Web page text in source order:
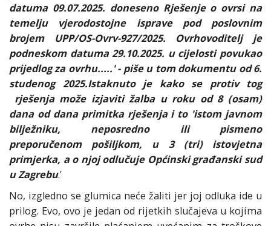
datuma 09.07.2025. doneseno Rješenje o ovrsi na
temelju vjerodostojne isprave pod poslovnim
brojem UPP/OS-Ovrv-927/2025. Ovrhovoditelj je
podneskom datuma 29.10.2025. u cijelosti povukao
prijedlog za ovrhu.....' - piše u tom dokumentu od 6.
studenog 2025.Istaknuto je kako se protiv tog
rješenja može izjaviti žalba u roku od 8 (osam)
dana od dana primitka rješenja i to 'istom javnom
bilježniku, neposredno ili pismeno
preporučenom pošiljkom, u 3 (tri) istovjetna
primjerka, a o njoj odlučuje Općinski građanski sud
u Zagrebu.'
No, izgledno se glumica neće žaliti jer joj odluka ide u
prilog. Evo, ovo je jedan od rijetkih slučajeva u kojima